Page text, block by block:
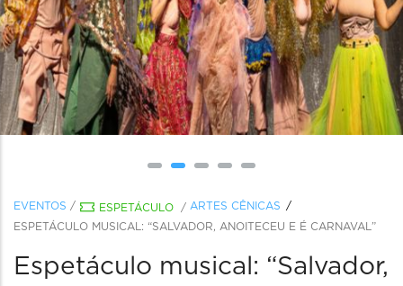
EVENTOS / ESPETÁCULO / ARTES CÊNICAS
ESPETÁCULO MUSICAL: “SALVADOR, ANOITECEU E É CARNAVAL”
Espetáculo musical: “Salvador,